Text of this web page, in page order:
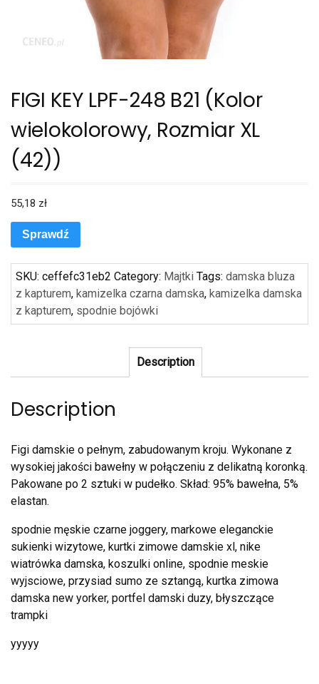
FIGI KEY LPF-248 B21 (Kolor
wielokolorowy, Rozmiar XL
(42))
55,18 zł
Sprawdź
SKU: ceffefc31eb2 Category: Majtki Tags: damska bluza
z kapturem, kamizelka czarna damska, kamizelka damska
z kapturem, spodnie bojówki
Description
Description
Figi damskie o pełnym, zabudowanym kroju. Wykonane z
wysokiej jakości bawełny w połączeniu z delikatną koronką.
Pakowane po 2 sztuki w pudełko. Skład: 95% bawełna, 5%
elastan.
spodnie męskie czarne joggery, markowe eleganckie
sukienki wizytowe, kurtki zimowe damskie xl, nike
wiatrówka damska, koszulki online, spodnie meskie
wyjsciowe, przysiad sumo ze sztangą, kurtka zimowa
damska new yorker, portfel damski duzy, błyszczące
trampki
yyyyy